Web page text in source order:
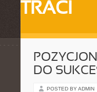
TRACI
DO
POSTED BY ADMIN